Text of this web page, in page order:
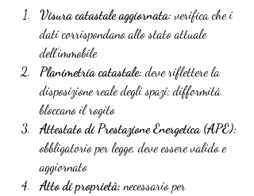
Visura catastale aggiornata: verifica che i
dati corrispondano allo stato attuale
dell’immobile
Planimetria catastale: deve riflettere la
disposizione reale degli spazi; difformità
bloccano il rogito
Attestato di Prestazione Energetica (APE):
obbligatorio per legge, deve essere valido e
aggiornato
Atto di proprietà: necessario per